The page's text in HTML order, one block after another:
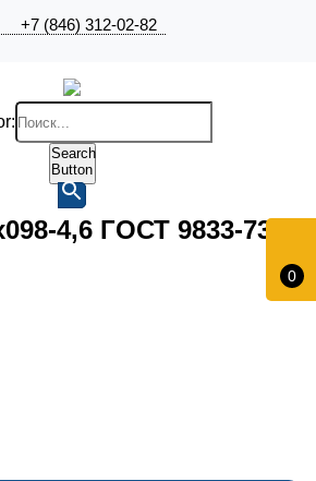
+7 (846) 312-02-82
0
Search
Button
4,6 ГОСТ 9833-73